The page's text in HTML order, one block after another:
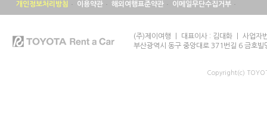
개인정보처리방침 이용약관 해외여행표준약관 이메일무단수집거부
(주)제이여행 ㅣ 대표이사 : 김대화 ㅣ 사업
부산광역시 동구 중앙대로 371번길 6 금호빌
Copyright(c)